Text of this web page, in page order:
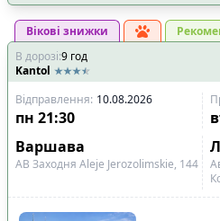
Вікові знижки
В дорозі:9 год
Kantol
Відправлення: 10.08.2026
пн 21:30
Варшава
АВ Заходня Aleje Jerozolimskie, 144